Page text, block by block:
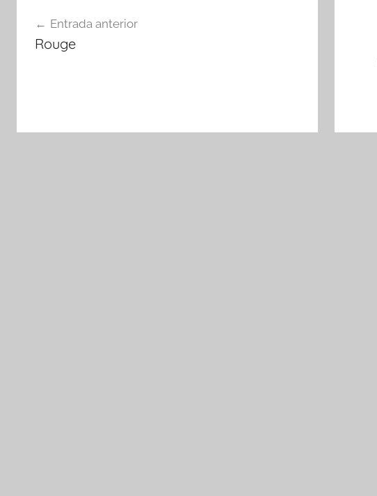
de
entradas
Entrada anterior
Rouge